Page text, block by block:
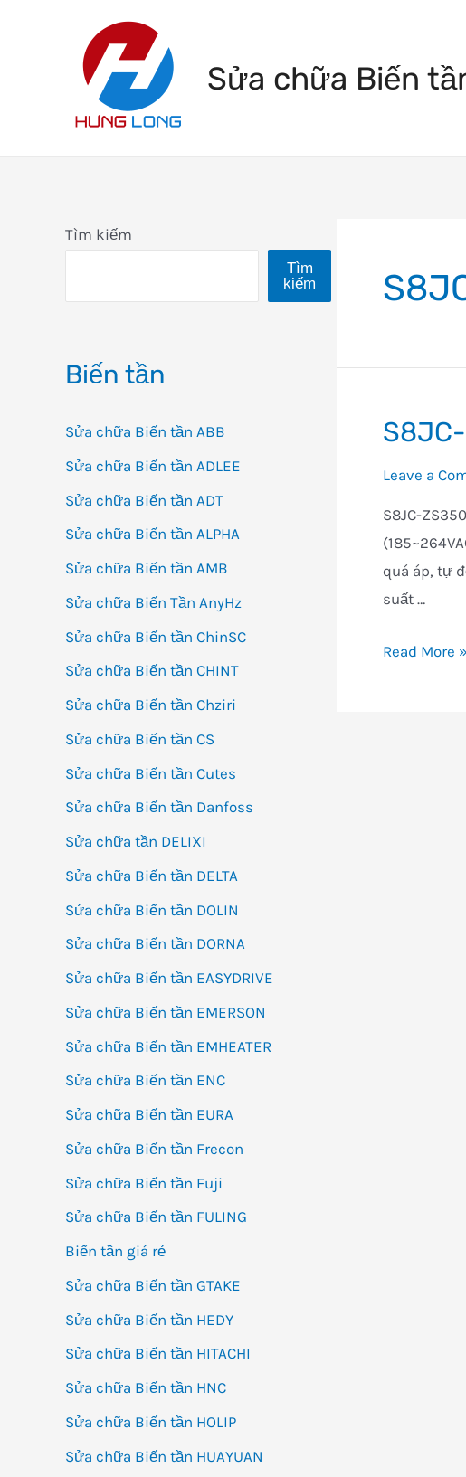
Sửa chữa Biến
Tìm kiếm
Tìm
kiếm
Biến tần
Sửa chữa Biến tần ABB
Sửa chữa Biến tần ADLEE
Sửa chữa Biến tần ADT
Sửa chữa Biến tần ALPHA
Sửa chữa Biến tần AMB
Sửa chữa Biến Tần AnyHz
Sửa chữa Biến tần ChinSC
Sửa chữa Biến tần CHINT
Sửa chữa Biến tần Chziri
Sửa chữa Biến tần CS
Sửa chữa Biến tần Cutes
Sửa chữa Biến tần Danfoss
Sửa chữa tần DELIXI
Sửa chữa Biến tần DELTA
Sửa chữa Biến tần DOLIN
Sửa chữa Biến tần DORNA
Sửa chữa Biến tần EASYDRIVE
Sửa chữa Biến tần EMERSON
Sửa chữa Biến tần EMHEATER
Sửa chữa Biến tần ENC
Sửa chữa Biến tần EURA
Sửa chữa Biến tần Frecon
Sửa chữa Biến tần Fuji
Sửa chữa Biến tần FULING
Biến tần giá rẻ
Sửa chữa Biến tần GTAKE
Sửa chữa Biến tần HEDY
Sửa chữa Biến tần HITACHI
Sửa chữa Biến tần HNC
Sửa chữa Biến tần HOLIP
Sửa chữa Biến tần HUAYUAN
Leave a
S8JC-
quá áp, tự
suất …
S8JC-
Read More »